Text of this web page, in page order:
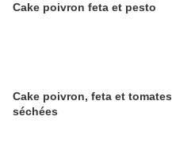
Cake poivron feta et pesto
Cake poivron, feta et tomates
séchées